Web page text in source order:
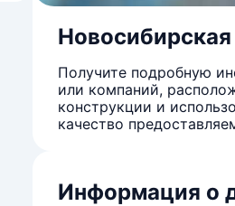
Получите подробную
или компаний,
конструкции и
качество
Информация о